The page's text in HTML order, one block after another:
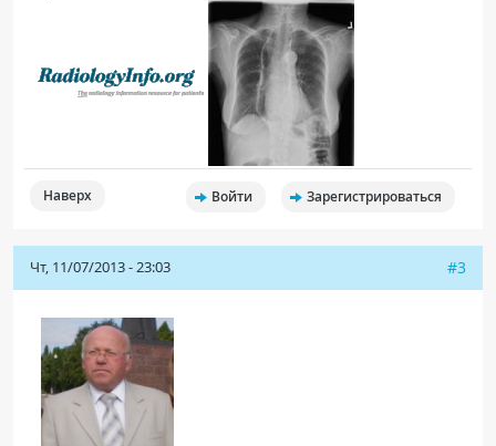
Наверх Войти Зарегистрироваться
Чт, 11/07/2013 - 23:03 #3